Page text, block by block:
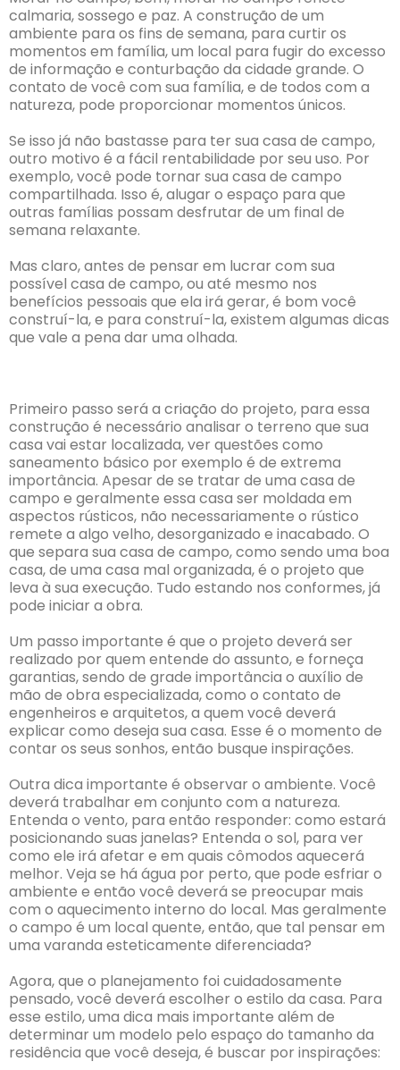
calmaria, sossego e paz. A construção de um
ambiente para os fins de semana, para curtir os
momentos em família, um local para fugir do excesso
de informação e conturbação da cidade grande. O
contato de você com sua família, e de todos com a
natureza, pode proporcionar momentos únicos.
Se isso já não bastasse para ter sua casa de campo,
outro motivo é a fácil rentabilidade por seu uso. Por
exemplo, você pode tornar sua casa de campo
compartilhada. Isso é, alugar o espaço para que
outras famílias possam desfrutar de um final de
semana relaxante.
Mas claro, antes de pensar em lucrar com sua
possível casa de campo, ou até mesmo nos
benefícios pessoais que ela irá gerar, é bom você
construí-la, e para construí-la, existem algumas dicas
que vale a pena dar uma olhada.
Primeiro passo será a criação do projeto, para essa
construção é necessário analisar o terreno que sua
casa vai estar localizada, ver questões como
saneamento básico por exemplo é de extrema
importância. Apesar de se tratar de uma casa de
campo e geralmente essa casa ser moldada em
aspectos rústicos, não necessariamente o rústico
remete a algo velho, desorganizado e inacabado. O
que separa sua casa de campo, como sendo uma boa
casa, de uma casa mal organizada, é o projeto que
leva à sua execução. Tudo estando nos conformes, já
pode iniciar a obra.
Um passo importante é que o projeto deverá ser
realizado por quem entende do assunto, e forneça
garantias, sendo de grade importância o auxílio de
mão de obra especializada, como o contato de
engenheiros e arquitetos, a quem você deverá
explicar como deseja sua casa. Esse é o momento de
contar os seus sonhos, então busque inspirações.
Outra dica importante é observar o ambiente. Você
deverá trabalhar em conjunto com a natureza.
Entenda o vento, para então responder: como estará
posicionando suas janelas? Entenda o sol, para ver
como ele irá afetar e em quais cômodos aquecerá
melhor. Veja se há água por perto, que pode esfriar o
ambiente e então você deverá se preocupar mais
com o aquecimento interno do local. Mas geralmente
o campo é um local quente, então, que tal pensar em
uma varanda esteticamente diferenciada?
Agora, que o planejamento foi cuidadosamente
pensado, você deverá escolher o estilo da casa. Para
esse estilo, uma dica mais importante além de
determinar um modelo pelo espaço do tamanho da
residência que você deseja, é buscar por inspirações: